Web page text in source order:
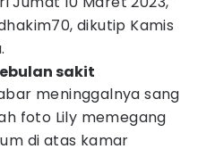
dikutip Kamis
sakit
meninggalnya sang
foto Lily memegang
di atas kamar